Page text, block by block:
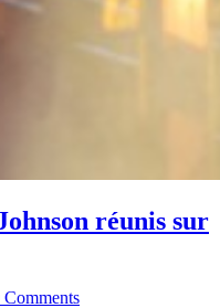
réunis sur
Comments